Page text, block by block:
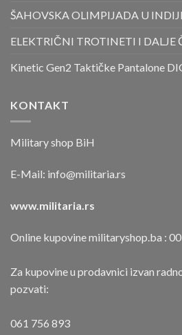
ŠAHOVSKA OLIMPIJADA U INDIJI
ELEKTRIČNI TROTINETI I DALJE
Kinetic Gen2 Taktičke Pantalone
KONTAKT
Military shop BiH
E-Mail: info@militaria.rs
www.militaria.rs
Online kupovine militaryshop.ba :
Za kupovine u prodavnici izvan
pozvati:
061 756 893